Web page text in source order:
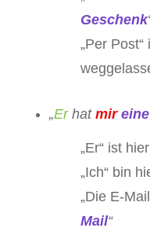
Geschenk
„Per
„Erhat mir
„Er“ ist
„Ich“ bin
„Die E-
Mail“